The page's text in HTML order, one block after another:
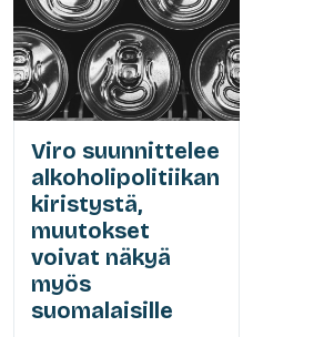
Viro suunnittelee
alkoholipolitiikan
kiristystä,
muutokset
voivat näkyä
myös
suomalaisille